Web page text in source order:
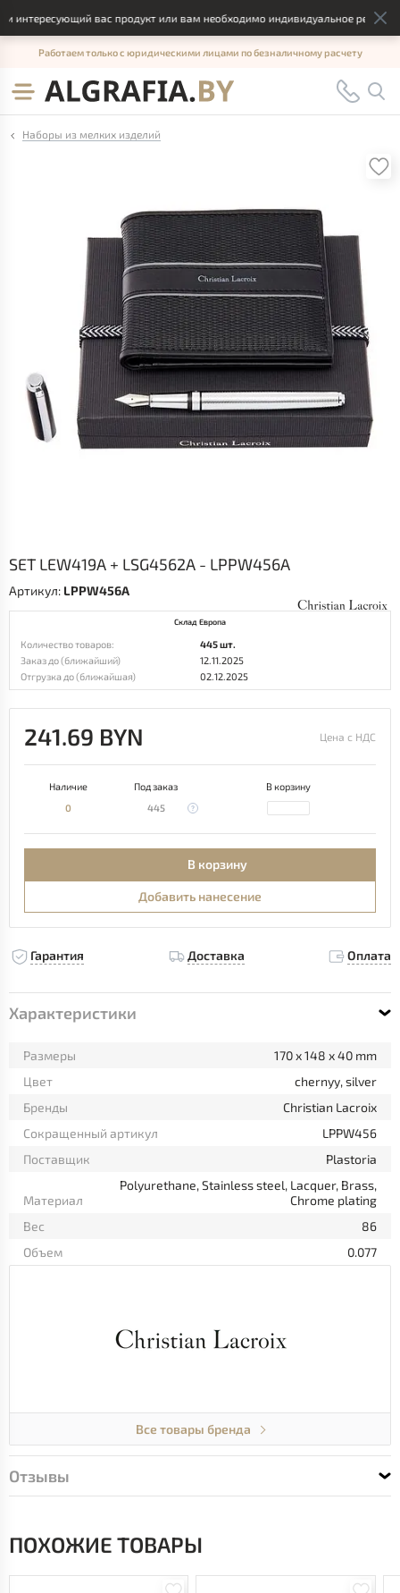
вас продукт или вам необходимо индивидуальное
Работаем только с юридическими лицами по безналичному расчету
Наборы из мелких изделий
SET LEW419A + LSG4562A - LPPW456A
Артикул: LPPW456A
Склад Европа
Количество товаров:
445 шт.
Заказ до (ближайший)
12.11.2025
Отгрузка до (ближайшая)
02.12.2025
241.69 BYN Цена с НДС
Наличие Под заказ
В корзину
0
445
В корзину
Добавить нанесение
Гарантия Доставка Оплата
Характеристики
Размеры
170 x 148 x 40 mm
Цвет
chernyy, silver
Бренды
Christian Lacroix
Сокращенный артикул
LPPW456
Поставщик
Plastoria
Материал
Polyurethane, Stainless steel, Lacquer, Brass,
Chrome plating
Вес
86
Объем
0.077
Все товары бренда
Отзывы
ПОХОЖИЕ ТОВАРЫ